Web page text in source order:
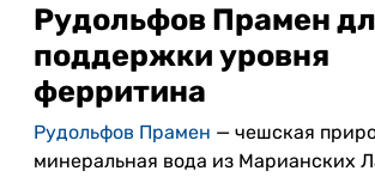
Рудольфов Прамен
поддержки уровня
ферритина
Рудольфов Прамен — чешская
минеральная вода из Марианских